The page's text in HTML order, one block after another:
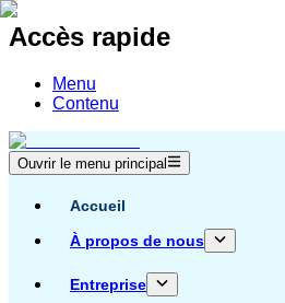
Accès rapide
Menu
Contenu
Ouvrir le menu principal
Accueil
À propos de nous
Entreprise